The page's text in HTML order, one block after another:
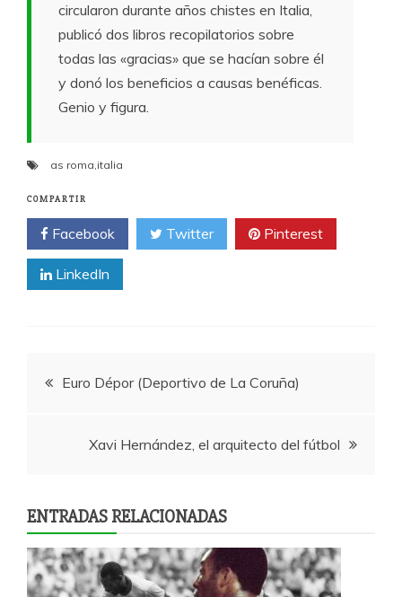
circularon durante años chistes en Italia,
publicó dos libros recopilatorios sobre
todas las «gracias» que se hacían sobre él
y donó los beneficios a causas benéficas.
Genio y figura.
as roma,italia
COMPARTIR
Facebook Twitter Pinterest
LinkedIn
Navegación
Euro Dépor (Deportivo de La Coruña)
Xavi Hernández, el arquitecto del fútbol
ENTRADAS RELACIONADAS